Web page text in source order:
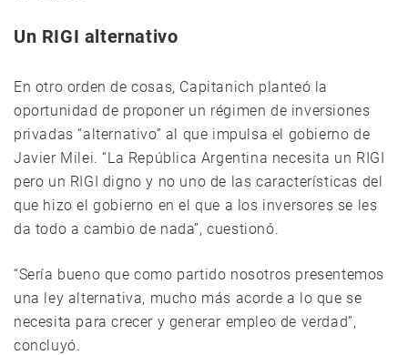
Un RIGI alternativo
En otro orden de cosas, Capitanich planteó la
oportunidad de proponer un régimen de inversiones
privadas “alternativo” al que impulsa el gobierno de
Javier Milei. “La República Argentina necesita un RIGI
pero un RIGI digno y no uno de las características del
que hizo el gobierno en el que a los inversores se les
da todo a cambio de nada”, cuestionó.
“Sería bueno que como partido nosotros presentemos
una ley alternativa, mucho más acorde a lo que se
necesita para crecer y generar empleo de verdad”,
concluyó.